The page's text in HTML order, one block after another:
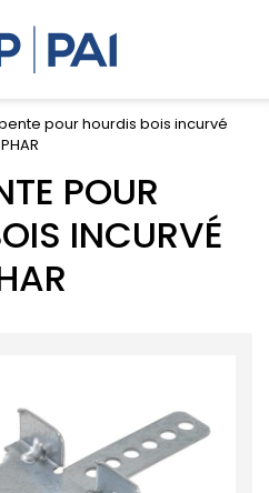
pour hourdis bois incurvé
PHAR
POUR
INCURVÉ